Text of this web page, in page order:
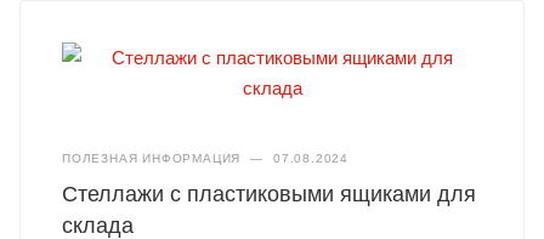
ПОЛЕЗНАЯ ИНФОРМАЦИЯ — 07.08.2024
Стеллажи с пластиковыми ящиками для
склада